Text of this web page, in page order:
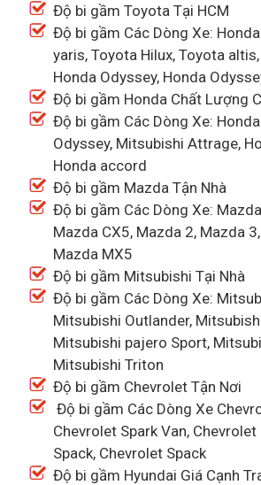
Độ bi gầm Toyota Tại HCM
Độ bi gầm Các Dòng Xe:
yaris, Toyota Hilux, Toyota
Honda Odyssey, Honda
Độ bi gầm Honda Chất Lượng
Độ bi gầm Các Dòng Xe:
Odyssey, Mitsubishi Attrage,
Honda accord
Độ bi gầm Mazda Tận Nhà
Độ bi gầm Các Dòng Xe:
Mazda CX5, Mazda 2, Mazda
Mazda MX5
Độ bi gầm Mitsubishi Tại Nhà
Độ bi gầm Các Dòng Xe:
Mitsubishi Outlander,
Mitsubishi pajero Sport,
Mitsubishi Triton
Độ bi gầm Chevrolet Tận Nơi
Độ bi gầm Các Dòng Xe
Chevrolet Spark Van,
Spack, Chevrolet Spack
Độ bi gầm Hyundai Giá Cạnh